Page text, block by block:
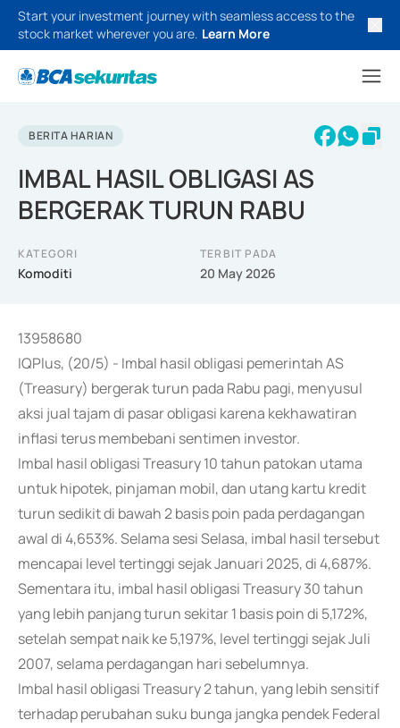
Start your investment journey with seamless access to the
stock market wherever you are. Learn More
BERITA HARIAN
IMBAL HASIL OBLIGASI AS
BERGERAK TURUN RABU
KATEGORI
Komoditi
TERBIT PADA
20 May 2026
13958680
IQPlus, (20/5) - Imbal hasil obligasi pemerintah AS
(Treasury) bergerak turun pada Rabu pagi, menyusul
aksi jual tajam di pasar obligasi karena kekhawatiran
inflasi terus membebani sentimen investor.
Imbal hasil obligasi Treasury 10 tahun patokan utama
untuk hipotek, pinjaman mobil, dan utang kartu kredit
turun sedikit di bawah 2 basis poin pada perdagangan
awal di 4,653%. Selama sesi Selasa, imbal hasil tersebut
mencapai level tertinggi sejak Januari 2025, di 4,687%.
Sementara itu, imbal hasil obligasi Treasury 30 tahun
yang lebih panjang turun sekitar 1 basis poin di 5,172%,
setelah sempat naik ke 5,197%, level tertinggi sejak Juli
2007, selama perdagangan hari sebelumnya.
Imbal hasil obligasi Treasury 2 tahun, yang lebih sensitif
terhadap perubahan suku bunga jangka pendek Federal